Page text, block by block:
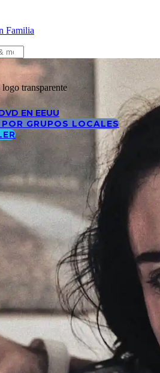
EN EEUU
GRUPOS LOCALES